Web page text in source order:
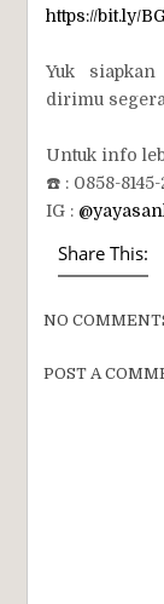
https://bit.ly/
Yuk
dirimu
Untuk info
☎️ : 0858-
IG :
Share This:
NO
POST A